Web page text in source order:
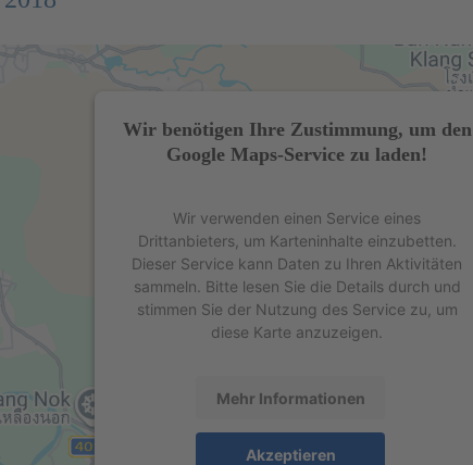
Wir benötigen Ihre Zustimmung, um den
Google Maps-Service zu laden!
Wir verwenden einen Service eines
Drittanbieters, um Karteninhalte einzubetten.
Dieser Service kann Daten zu Ihren Aktivitäten
sammeln. Bitte lesen Sie die Details durch und
stimmen Sie der Nutzung des Service zu, um
diese Karte anzuzeigen.
Mehr Informationen
Akzeptieren